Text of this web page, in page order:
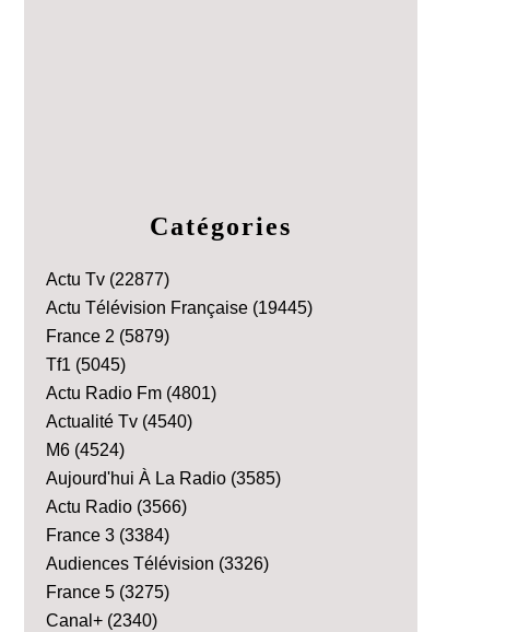
Catégories
Actu Tv (22877)
Actu Télévision Française (19445)
France 2 (5879)
Tf1 (5045)
Actu Radio Fm (4801)
Actualité Tv (4540)
M6 (4524)
Aujourd'hui À La Radio (3585)
Actu Radio (3566)
France 3 (3384)
Audiences Télévision (3326)
France 5 (3275)
Canal+ (2340)